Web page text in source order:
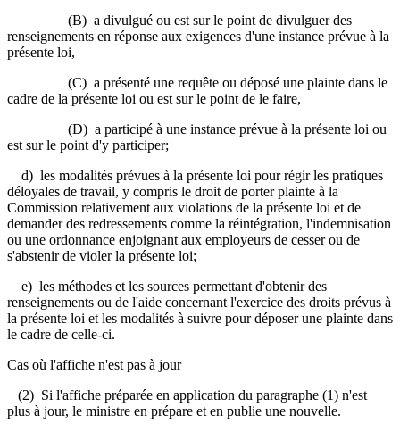
(B) a divulgué ou est sur le point de divulguer des
renseignements en réponse aux exigences d'une instance prévue à la
présente loi,
(C) a présenté une requête ou déposé une plainte dans le
cadre de la présente loi ou est sur le point de le faire,
(D) a participé à une instance prévue à la présente loi ou
est sur le point d'y participer;
d) les modalités prévues à la présente loi pour régir les pratiques
déloyales de travail, y compris le droit de porter plainte à la
Commission relativement aux violations de la présente loi et de
demander des redressements comme la réintégration, l'indemnisation
ou une ordonnance enjoignant aux employeurs de cesser ou de
s'abstenir de violer la présente loi;
e) les méthodes et les sources permettant d'obtenir des
renseignements ou de l'aide concernant l'exercice des droits prévus à
la présente loi et les modalités à suivre pour déposer une plainte dans
le cadre de celle-ci.
Cas où l'affiche n'est pas à jour
(2) Si l'affiche préparée en application du paragraphe (1) n'est
plus à jour, le ministre en prépare et en publie une nouvelle.